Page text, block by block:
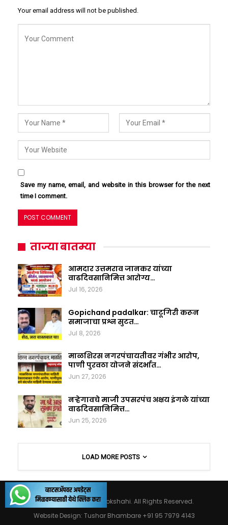
Your email address will not be published.
Save my name, email, and website in this browser for the next
time I comment.
ताज्या बातम्या
आमदार उत्तमराव जानकर यांच्या
वाढदिवसानिमित्त आरोग्य…
Jul 16, 2026
Gopichand padalkar: चाटूगिरी करून
समाजाचा प्रश्न सुटत…
Jul 8, 2026
माळशिरस नगरपंचायतीवर गंभीर आरोप,
पाणी पुरवठा योजने संदर्भात…
Jun 27, 2026
नऱ्हेगावचे माजी उपसरपंच अक्षय इंगळे यांच्या
वाढदिवसानिमित्त…
Jun 25, 2026
LOAD MORE POSTS
© 2026 - Maharashtralokshahi. All Rights Reserved.
Website Design: Tushar Bhambare +91 95 7979 4143